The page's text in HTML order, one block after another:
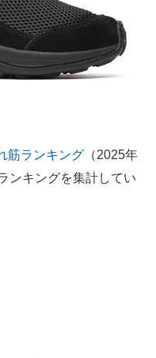
筋ランキング （2025年
ンキングを集計してい